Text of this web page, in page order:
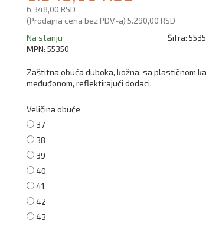
6.348,00 RSD
(Prodajna cena bez PDV-a) 5.290,00 RSD
Na stanju
Šifra:
MPN: 55350
Zaštitna obuća duboka, kožna, sa plastičnom
međuđonom, reflektirajući dodaci.
Veličina obuće
37
38
39
40
41
42
43